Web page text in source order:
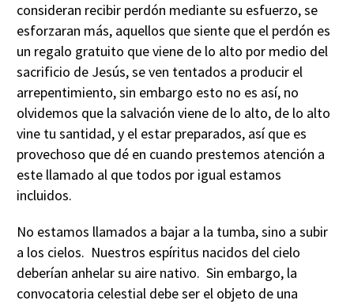
consideran recibir perdón mediante su esfuerzo, se
esforzaran más, aquellos que siente que el perdón es
un regalo gratuito que viene de lo alto por medio del
sacrificio de Jesús, se ven tentados a producir el
arrepentimiento, sin embargo esto no es así, no
olvidemos que la salvación viene de lo alto, de lo alto
vine tu santidad, y el estar preparados, así que es
provechoso que dé en cuando prestemos atención a
este llamado al que todos por igual estamos
incluidos.
No estamos llamados a bajar a la tumba, sino a subir
a los cielos. Nuestros espíritus nacidos del cielo
deberían anhelar su aire nativo. Sin embargo, la
convocatoria celestial debe ser el objeto de una